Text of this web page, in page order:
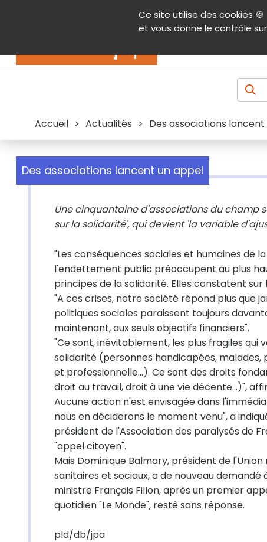
Ce site utilise des cookies 🍪
et vous donne le contrôle
Contenu Aide et accessibilité Menu
Accueil > Actualités > Des associations
Des associations lancent un appel
Une cinquantaine d'associations du champ
sur la solidarité', qui devient 'la variable
"Les conséquences sociales et humaines de
l'endettement public préoccupent au plus
principes de la solidarité. Elles constatent
"A ces crises, notre société répond plus que
politiques sociales paraissent toujours
maintenant, aux seuls objectifs financiers".
"Ce sont, inévitablement, les plus fragiles
solidarité (personnes handicapées, malades,
et professionnelle...). Ce sont des droits
droit au travail, droit à une vie décente...)",
Aucune action n'est envisagée dans
nous en déciderons le moment venu", a
président de l'Association des paralysés de
"appel citoyen".
Mais Dominique Balmary, président de
sanitaires et sociaux, a de nouveau
ministre François Fillon, après un premier
quotidien "Le Monde", resté sans réponse.
pld/db/jpa